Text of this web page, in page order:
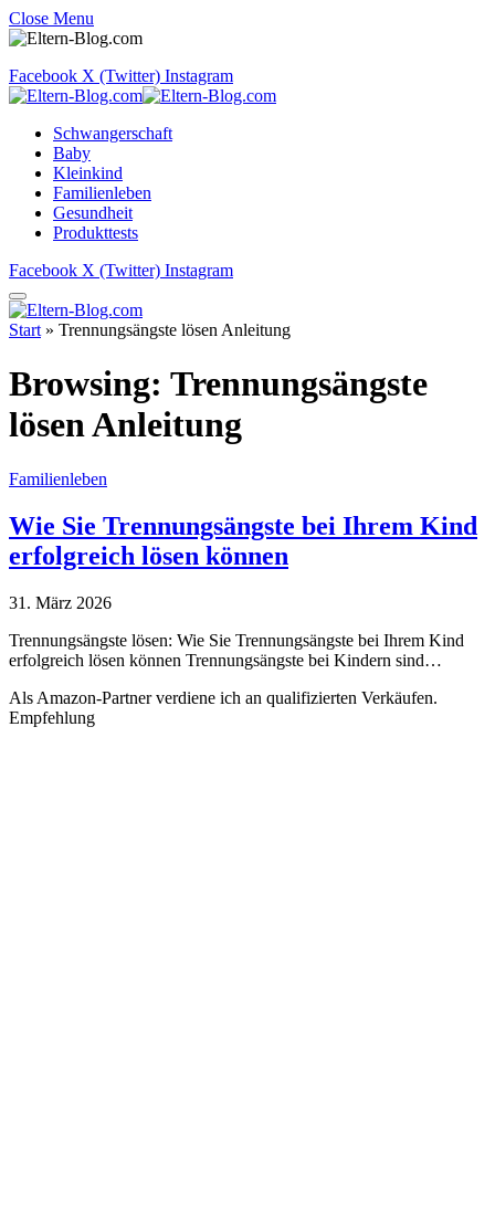
Close Menu
Facebook X (Twitter) Instagram
Schwangerschaft
Baby
Kleinkind
Familienleben
Gesundheit
Produkttests
Facebook X (Twitter) Instagram
Start » Trennungsängste lösen Anleitung
Browsing: Trennungsängste
lösen Anleitung
Familienleben
Wie Sie Trennungsängste bei Ihrem Kind
erfolgreich lösen können
31. März 2026
Trennungsängste lösen: Wie Sie Trennungsängste bei Ihrem Kind
erfolgreich lösen können Trennungsängste bei Kindern sind…
Als Amazon-Partner verdiene ich an qualifizierten Verkäufen.
Empfehlung